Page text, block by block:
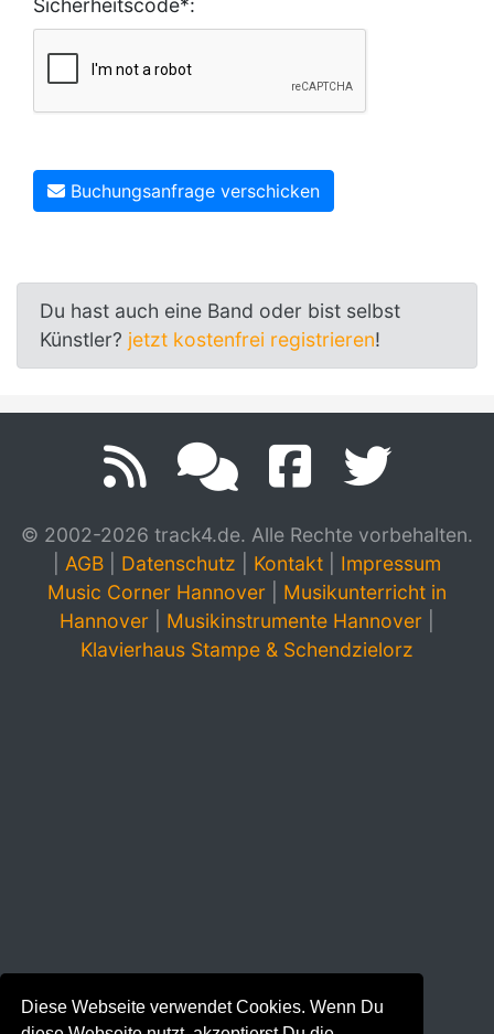
Diese Webseite verwendet Cookies. Wenn Du
Buchungsanfrage verschicken
Du hast auch eine Band oder bist selbst
Künstler? jetzt kostenfrei registrieren!
© 2002-2026 track4.de. Alle Rechte vorbehalten.
AGB Datenschutz Kontakt
Impressum
Music Corner Hannover
Musikunterricht in
Hannover
Musikinstrumente Hannover
Klavierhaus Stampe & Schendzielorz